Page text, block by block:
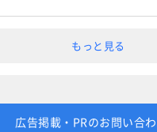
もっと見る
広告掲載・PRのお問い合